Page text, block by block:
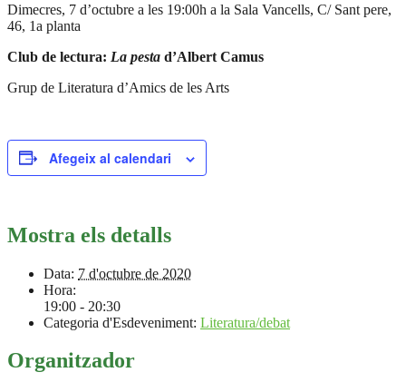
Dimecres, 7 d’octubre a les 19:00h a la Sala Vancells, C/ Sant pere,
46, 1a planta
Club de lectura: La pesta d’Albert Camus
Grup de Literatura d’Amics de les Arts
Afegeix al calendari
Mostra els detalls
Data: 7 d'octubre de 2020
Hora:
19:00 - 20:30
Categoria d'Esdeveniment: Literatura/debat
Organitzador